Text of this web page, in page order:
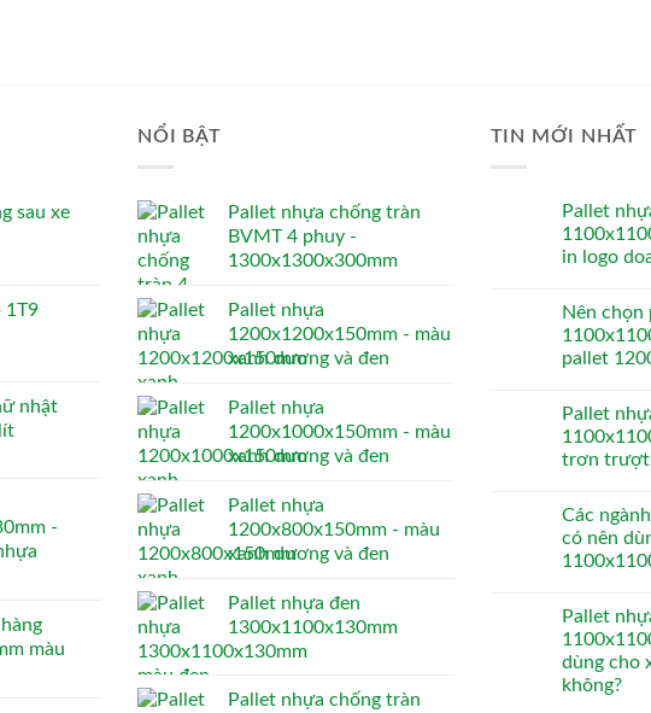
sau xe
1T9
nhật
-
màu
NỔI BẬT
Pallet nhựa chống tràn
BVMT 4 phuy -
1300x1300x300mm
Pallet nhựa
1200x1200x150mm - màu
xanh dương và đen
Pallet nhựa
1200x1000x150mm - màu
xanh dương và đen
Pallet nhựa
1200x800x150mm - màu
xanh dương và đen
Pallet nhựa đen
1300x1100x130mm
Pallet nhựa chống tràn
TIN MỚI NHẤT
Pallet
in logo
Nên chọn
pallet
Pallet
trơn trượt
Các
có nên
Pallet
dùng cho
không?